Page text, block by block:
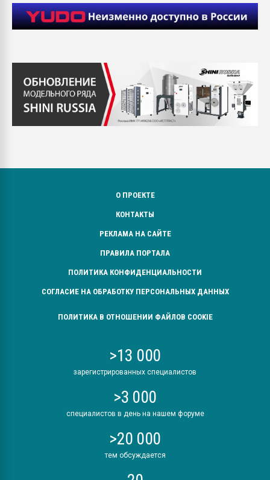
О ПРОЕКТЕ
КОНТАКТЫ
РЕКЛАМА НА САЙТЕ
ПРАВИЛА ПОРТАЛА
ПОЛИТИКА КОНФИДЕНЦИАЛЬНОСТИ
СОГЛАСИЕ НА ОБРАБОТКУ ПЕРСОНАЛЬНЫХ ДАННЫХ
ПОЛИТИКА В ОТНОШЕНИИ ФАЙЛОВ COOKIE
>13 000
зарегистрированных специалистов
>3 000
специалистов в день на нашем форуме
>20 000
тем обсуждается